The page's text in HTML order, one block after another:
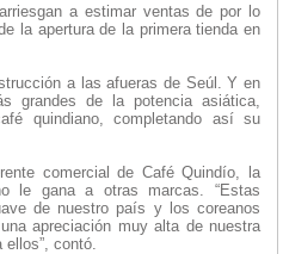
a estimar ventas de por lo
la apertura de la primera tienda en
a las afueras de Seúl. Y en
grandes de la potencia asiática,
quindiano, completando así su
comercial de Café Quindío, la
le gana a otras marcas. “Estas
de nuestro país y los coreanos
apreciación muy alta de nuestra
contó.